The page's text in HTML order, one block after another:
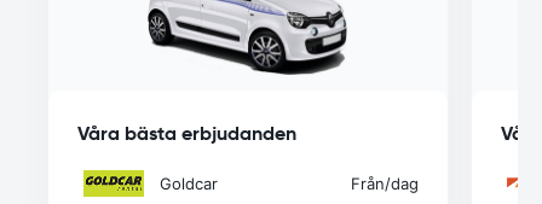
Våra bästa erbjudanden
Goldcar Från/dag